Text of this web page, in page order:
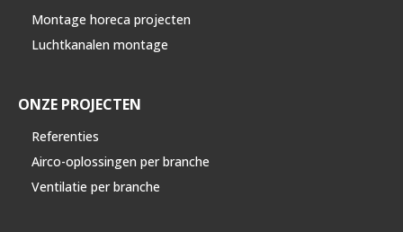
Montage horeca projecten
Luchtkanalen montage
ONZE PROJECTEN
Referenties
Airco-oplossingen per branche
Ventilatie per branche